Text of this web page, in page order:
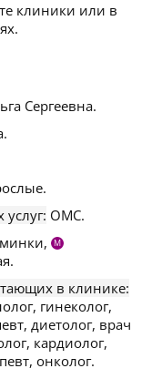
клиники или в
Сергеевна.
ОМС.
М
в клинике:
гинеколог,
диетолог, врач
кардиолог,
онколог.